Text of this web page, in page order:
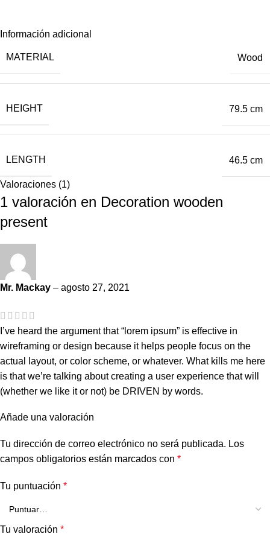
Información adicional
MATERIAL Wood
HEIGHT 79.5 cm
LENGTH 46.5 cm
Valoraciones (1)
1 valoración en Decoration wooden
present
Mr. Mackay – agosto 27, 2021
I’ve heard the argument that “lorem ipsum” is effective in
wireframing or design because it helps people focus on the
actual layout, or color scheme, or whatever. What kills me here
is that we’re talking about creating a user experience that will
(whether we like it or not) be DRIVEN by words.
Añade una valoración
Tu dirección de correo electrónico no será publicada. Los
campos obligatorios están marcados con *
Tu puntuación *
Tu valoración *